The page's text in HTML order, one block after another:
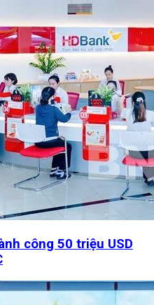
công 50 triệu USD